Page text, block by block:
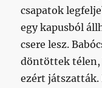
csapatok
egy kapusból
csere lesz.
döntöttek télen,
ezért